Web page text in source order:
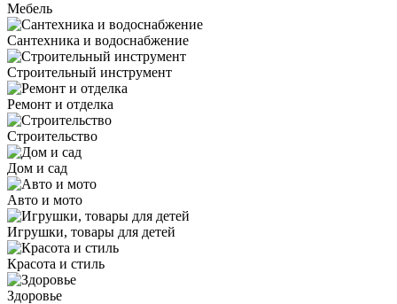
Мебель
Сантехника и водоснабжение
Строительный инструмент
Ремонт и отделка
Строительство
Дом и сад
Авто и мото
Игрушки, товары для детей
Красота и стиль
Здоровье